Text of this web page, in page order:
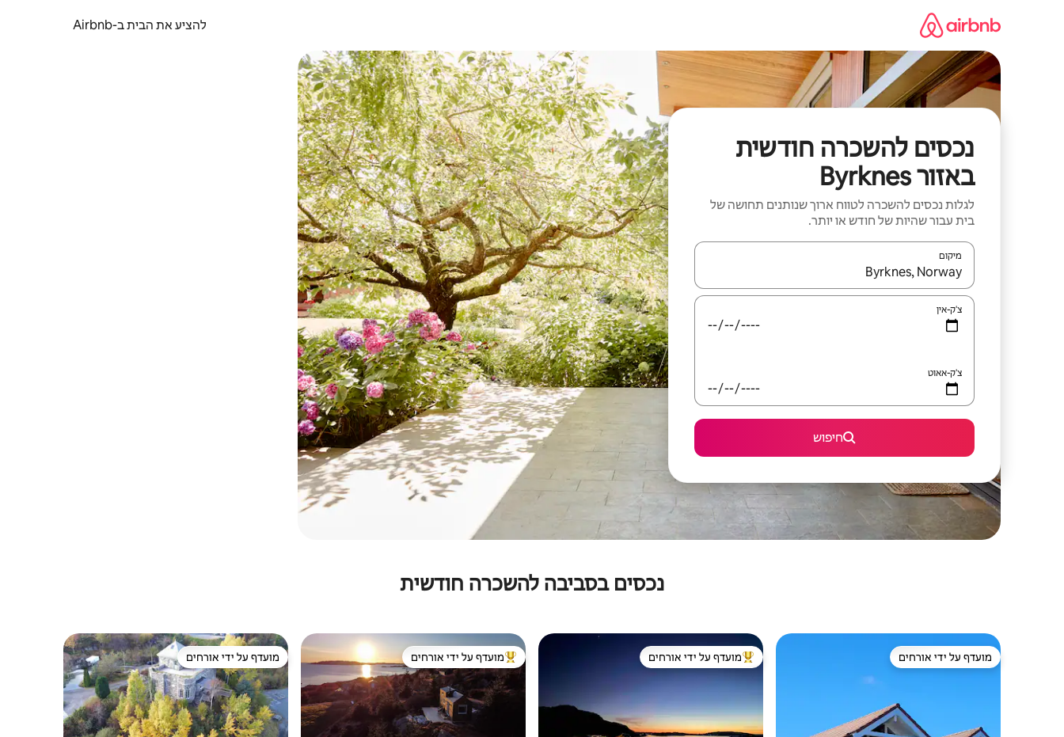
להציע את הבית ב-Airbnb
נכסים להשכרה חודשית
באזור Byrknes
לגלות נכסים להשכרה לטווח ארוך שנותנים תחושה של
בית עבור שהיות של חודש או יותר.
מיקום
כאשר התוצאות יהיו זמינות, יש לנווט עם מקשי החיצים למעלה ולמטה או לעיין בעזרת תנועות מגע או החלקה.
צ'ק-אין
צ'ק-אאוט
חיפוש
נכסים בסביבה להשכרה חודשית
מועדף על ידי אורחים
מועדף על ידי אורחים מוביל בקרב נכסים מועדפים על ידי אורחים
מועדף על ידי אורחים מוביל בקרב נכסים מועדפים על ידי אורחים
מועדף על ידי אורחים מועדף על ידי אורחים
מועדף על ידי אורחים